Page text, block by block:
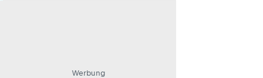
Werbung